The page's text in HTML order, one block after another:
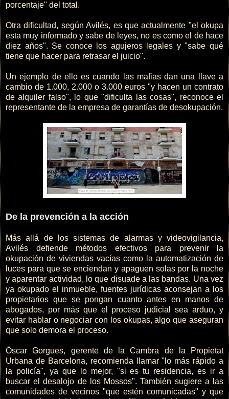
porcentaje" del total.
Otra dificultad, según Avilés, es que actualmente "el okupa
esta muy informado y sabe de leyes, no es como el de hace
diez años". Se conoce los agujeros legales y "sabe qué
tiene que hacer para retrasar el juicio".
Un ejemplo de ello es cuando las mafias dan una llave a
cambio de 1.000, 2.000 o 3.000 euros "y hacen un contrato
de alquiler falso", lo que "dificulta las cosas", reconoce el
representante de la empresa de garantías de desokupación.
De la prevención a la acción
Más allá de los sistemas de alarmas y videovigilancia,
Avilés defiende métodos efectivos para prevenir la
okupación de viviendas vacías como la automatización de
luces para que se enciendan y apaguen solas por la noche
y aparentar actividad, lo que disuade a las bandas. Una vez
ya okupado el inmueble, fuentes jurídicas aconsejan a los
propietarios que se pongan cuanto antes en manos de
abogados, por más que el proceso judicial sea arduo, y
evitar hablar o negociar con los okupas, algo que aseguran
que solo demora el proceso.
Òscar Gorgues, gerente de la Cambra de la Propietat
Urbana de Barcelona, recomienda llamar "lo más rápido a
la policía", ya que lo mejor, "si es tu residencia, es ir a
buscar el desalojo de los Mossos". También sugiere a las
comunidades de vecinos "que estén comunicadas" y que